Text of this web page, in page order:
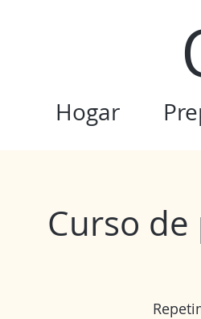
Hogar
Curso